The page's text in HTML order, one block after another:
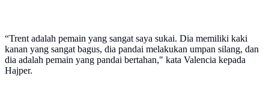
“Trent adalah pemain yang sangat saya sukai. Dia memiliki kaki
kanan yang sangat bagus, dia pandai melakukan umpan silang, dan
dia adalah pemain yang pandai bertahan," kata Valencia kepada
Hajper.